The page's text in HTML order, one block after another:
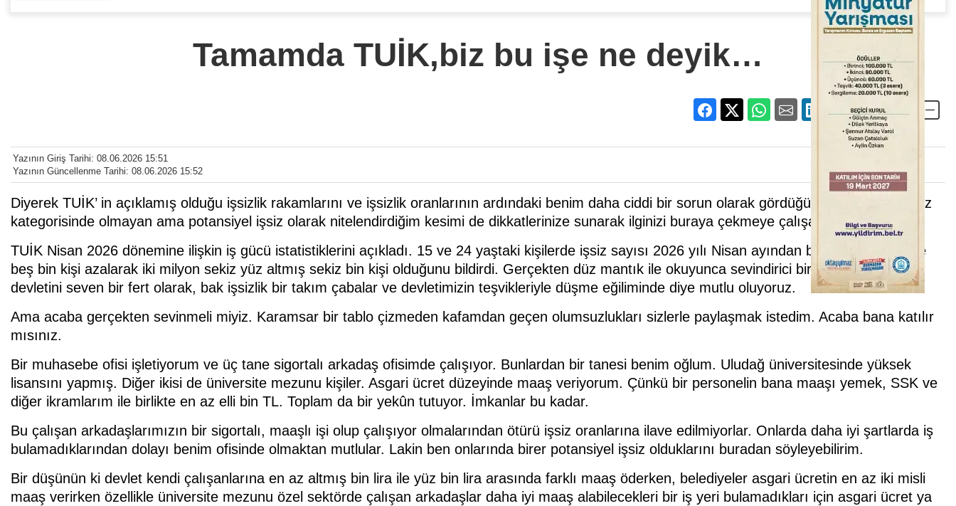
Tamamda TUİK,biz bu işe ne deyik…
Yazının Giriş Tarihi: 08.06.2026 15:51
Yazının Güncellenme Tarihi: 08.06.2026 15:52
Diyerek TUİK’ in açıklamış olduğu işsizlik rakamlarını ve işsizlik oranlarının ardındaki benim daha ciddi bir sorun olarak gördüğüm ülkemizdeki işsiz
kategorisinde olmayan ama potansiyel işsiz olarak nitelendirdiğim kesimi de dikkatlerinize sunarak ilginizi buraya çekmeye çalışacağım.
TUİK Nisan 2026 dönemine ilişkin iş gücü istatistiklerini açıkladı. 15 ve 24 yaştaki kişilerde işsiz sayısı 2026 yılı Nisan ayından bir önceki aya göre
beş bin kişi azalarak iki milyon sekiz yüz altmış sekiz bin kişi olduğunu bildirdi. Gerçekten düz mantık ile okuyunca sevindirici bir haber. Elbette ki,
devletini seven bir fert olarak, bak işsizlik bir takım çabalar ve devletimizin teşvikleriyle düşme eğiliminde diye mutlu oluyoruz.
Ama acaba gerçekten sevinmeli miyiz. Karamsar bir tablo çizmeden kafamdan geçen olumsuzlukları sizlerle paylaşmak istedim. Acaba bana katılır
mısınız.
Bir muhasebe ofisi işletiyorum ve üç tane sigortalı arkadaş ofisimde çalışıyor. Bunlardan bir tanesi benim oğlum. Uludağ üniversitesinde yüksek
lisansını yapmış. Diğer ikisi de üniversite mezunu kişiler. Asgari ücret düzeyinde maaş veriyorum. Çünkü bir personelin bana maaşı yemek, SSK ve
diğer ikramlarım ile birlikte en az elli bin TL. Toplam da bir yekûn tutuyor. İmkanlar bu kadar.
Bu çalışan arkadaşlarımızın bir sigortalı, maaşlı işi olup çalışıyor olmalarından ötürü işsiz oranlarına ilave edilmiyorlar. Onlarda daha iyi şartlarda iş
bulamadıklarından dolayı benim ofisinde olmaktan mutlular. Lakin ben onlarında birer potansiyel işsiz olduklarını buradan söyleyebilirim.
Bir düşünün ki devlet kendi çalışanlarına en az altmış bin lira ile yüz bin lira arasında farklı maaş öderken, belediyeler asgari ücretin en az iki misli
maaş verirken özellikle üniversite mezunu özel sektörde çalışan arkadaşlar daha iyi maaş alabilecekleri bir iş yeri bulamadıkları için asgari ücret ya